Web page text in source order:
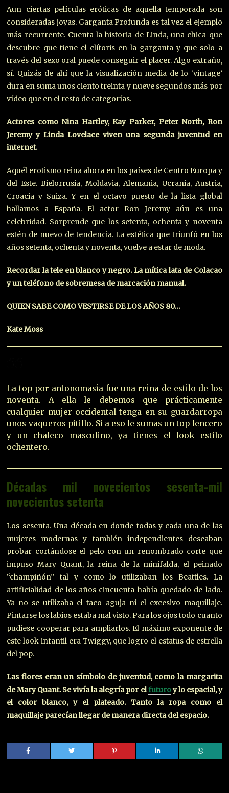
Aun ciertas películas eróticas de aquella temporada son
consideradas joyas. Garganta Profunda es tal vez el ejemplo
más recurrente. Cuenta la historia de Linda, una chica que
descubre que tiene el clítoris en la garganta y que solo a
través del sexo oral puede conseguir el placer. Algo extraño,
sí. Quizás de ahí que la visualización media de lo ‘vintage’
dura en suma unos ciento treinta y nueve segundos más por
vídeo que en el resto de categorías.
Actores como Nina Hartley, Kay Parker, Peter North, Ron
Jeremy y Linda Lovelace viven una segunda juventud en
internet.
Aquél erotismo reina ahora en los países de Centro Europa y
del Este. Bielorrusia, Moldavia, Alemania, Ucrania, Austria,
Croacia y Suiza. Y en el octavo puesto de la lista global
hallamos a España. El actor Ron Jeremy aún es una
celebridad. Sorprende que los setenta, ochenta y noventa
estén de nuevo de tendencia. La estética que triunfó en los
años setenta, ochenta y noventa, vuelve a estar de moda.
Recordar la tele en blanco y negro. La mítica lata de Colacao
y un teléfono de sobremesa de marcación manual.
QUIEN SABE COMO VESTIRSE DE LOS AÑOS 80…
Kate Moss
La top por antonomasia fue una reina de estilo de los
noventa. A ella le debemos que prácticamente
cualquier mujer occidental tenga en su guardarropa
unos vaqueros pitillo. Si a eso le sumas un top lencero
y un chaleco masculino, ya tienes el look estilo
ochentero.
Décadas mil novecientos sesenta-mil
novecientos setenta
Los sesenta. Una década en donde todas y cada una de las
mujeres modernas y también independientes deseaban
probar cortándose el pelo con un renombrado corte que
impuso Mary Quant, la reina de la minifalda, el peinado
“champiñón” tal y como lo utilizaban los Beattles. La
artificialidad de los años cincuenta había quedado de lado.
Ya no se utilizaba el taco aguja ni el excesivo maquillaje.
Pintarse los labios estaba mal visto. Para los ojos todo cuanto
pudiese cooperar para ampliarlos. El máximo exponente de
este look infantil era Twiggy, que logro el estatus de estrella
del pop.
Las flores eran un símbolo de juventud, como la margarita
de Mary Quant. Se vivía la alegría por elfuturoy lo espacial, y
el color blanco, y el plateado. Tanto la ropa como el
maquillaje parecían llegar de manera directa del espacio.